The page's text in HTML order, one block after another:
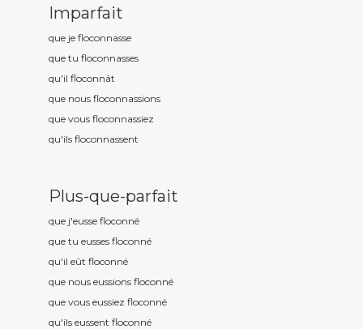
Imparfait
que je floconnasse
que tu floconnasses
qu'il floconnât
que nous floconnassions
que vous floconnassiez
qu'ils floconnassent
Plus-que-parfait
que j'eusse floconné
que tu eusses floconné
qu'il eût floconné
que nous eussions floconné
que vous eussiez floconné
qu'ils eussent floconné